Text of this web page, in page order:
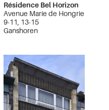
Résidence Bel Horizon
Avenue Marie de Hongrie
9-11, 13-15
Ganshoren